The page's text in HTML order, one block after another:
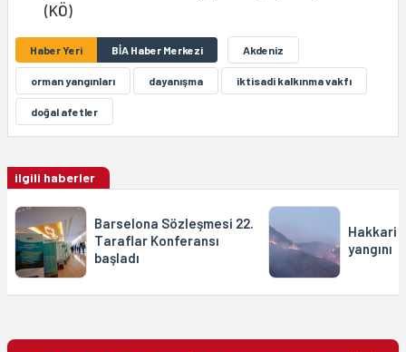
(KÖ)
Haber Yeri BİA Haber Merkezi Akdeniz
orman yangınları dayanışma iktisadi kalkınma vakfı
doğal afetler
ilgili haberler
Barselona Sözleşmesi 22.
Taraflar Konferansı
başladı
Hakkari
yangını